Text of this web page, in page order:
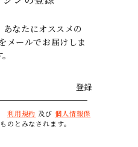
なたにオススメの
メールでお届けしま
登録
利用規約 及び 個人情報保
のとみなされます。